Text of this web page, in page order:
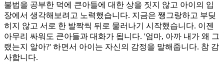
불법을 공부한 덕에 큰아들에 대한 상을 짓지 않고 아이의 입
장에서 생각해보려고 노력했습니다. 지금은 쨍그랑하고 부딪
히지 않고 서로 한 발짝씩 뒤로 물러나기 시작했습니다. 이젠
아무리 싸워도 큰아들과 대화가 됩니다. '엄마, 아까 내가 왜 그
랬는지 알아?' 하면서 아이는 자신의 감정을 말해줍니다. 참 감
사합니다.